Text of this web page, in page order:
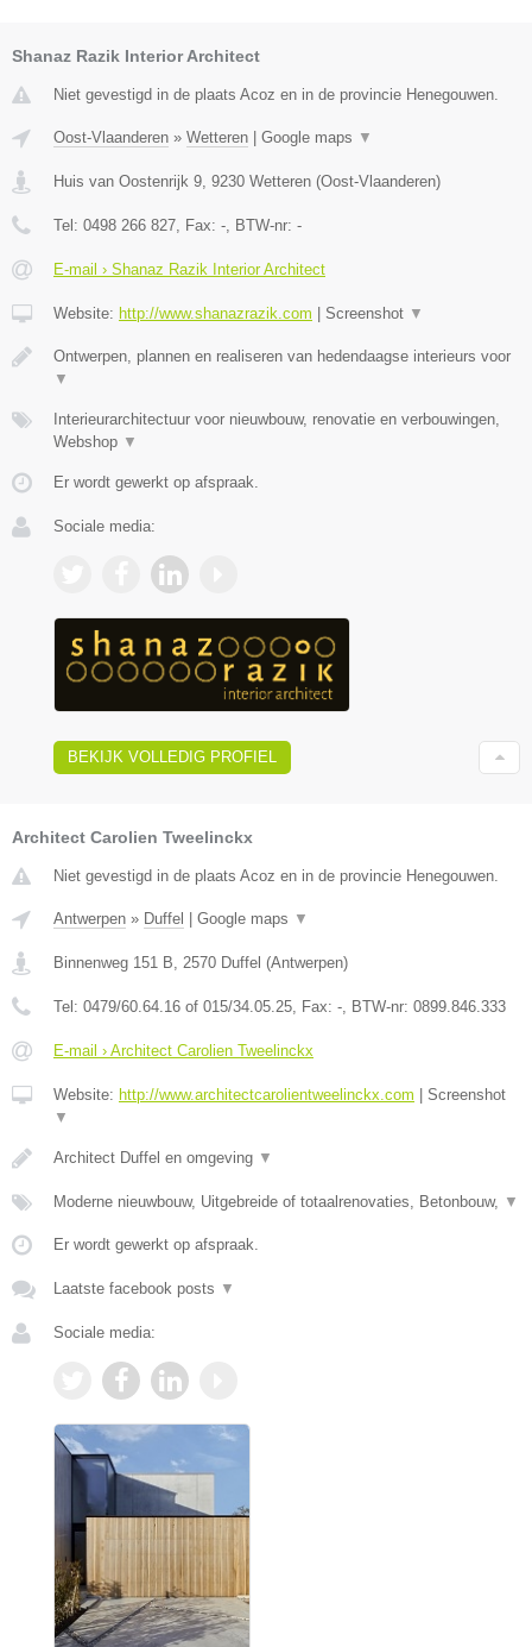
Shanaz Razik Interior Architect
Niet gevestigd in de plaats Acoz en in de provincie Henegouwen.
Oost-Vlaanderen » Wetteren Google maps ▼
Huis van Oostenrijk 9 9230 Wetteren (Oost-Vlaanderen)
Tel: 0498 266 827 , Fax: - , BTW-nr: -
E-mail › Shanaz Razik Interior Architect
Website: http://www.shanazrazik.com Screenshot ▼
Ontwerpen, plannen en realiseren van hedendaagse interieurs voor
▼
Interieurarchitectuur voor nieuwbouw, renovatie en verbouwingen,
Webshop ▼
Er wordt gewerkt op afspraak.
Sociale media:
BEKIJK VOLLEDIG PROFIEL
Architect Carolien Tweelinckx
Niet gevestigd in de plaats Acoz en in de provincie Henegouwen.
Antwerpen » Duffel Google maps ▼
Binnenweg 151 B, 2570 Duffel (Antwerpen)
Tel: 0479/60.64.16 of 015/34.05.25, Fax: -, BTW-nr: 0899.846.333
E-mail › Architect Carolien Tweelinckx
Website: http://www.architectcarolientweelinckx.com
Screenshot
▼
Architect Duffel en omgeving ▼
Moderne nieuwbouw, Uitgebreide of totaalrenovaties, Betonbouw, ▼
Er wordt gewerkt op afspraak.
Laatste facebook posts ▼
Sociale media: